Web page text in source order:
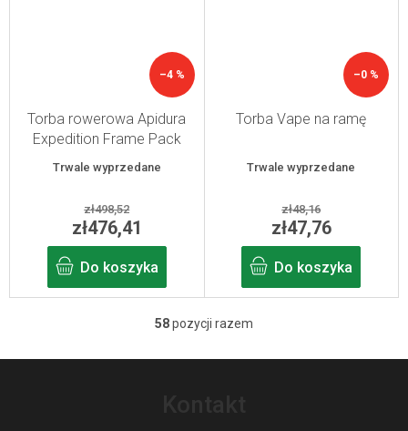
–4 %
Torba rowerowa Apidura
Expedition Frame Pack
TALL 5 l z przedłużoną
ramą
Trwale wyprzedane
zł498,52
zł476,41
Do koszyka
–0 %
Torba Vape na ramę
Trwale wyprzedane
zł48,16
zł47,76
Do koszyka
K
o
58pozycji razem